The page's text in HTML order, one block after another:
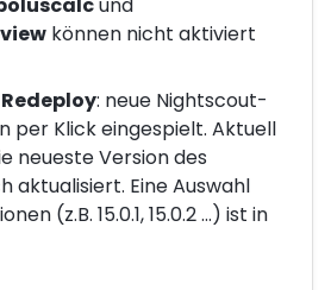
können nicht aktiviert
: neue Nightscout-
per Klick eingespielt. Aktuell
neueste Version des
aktualisiert. Eine Auswahl
(z.B. 15.0.1, 15.0.2 ...) ist in